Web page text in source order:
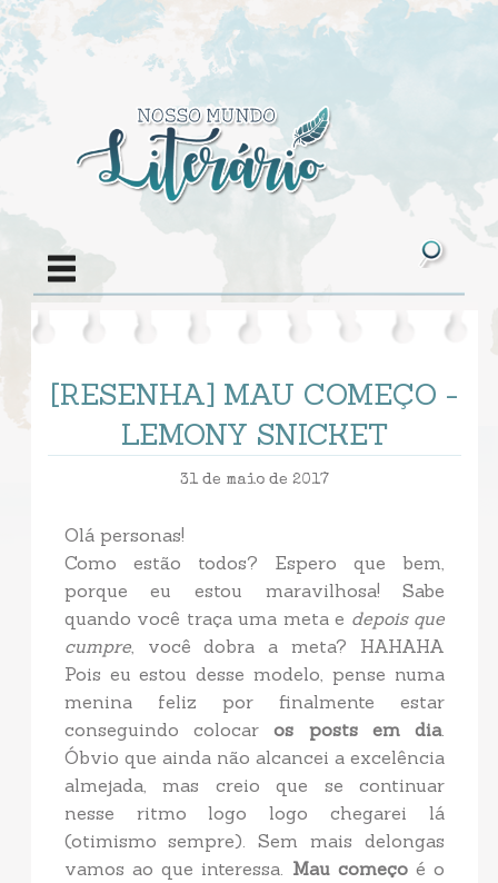
[RESENHA] MAU COMEÇO -
LEMONY SNICKET
31 de maio de 2017
Olá personas!
Como estão todos? Espero que bem,
porque eu estou maravilhosa! Sabe
quando você traça uma meta e depois que
cumpre, você dobra a meta? HAHAHA
Pois eu estou desse modelo, pense numa
menina feliz por finalmente estar
conseguindo colocaros posts em dia.
Óbvio que ainda não alcancei a excelência
almejada, mas creio que se continuar
nesse ritmo logo logo chegarei lá
(otimismo sempre). Sem mais delongas
vamos ao que interessa. Mau começoé o